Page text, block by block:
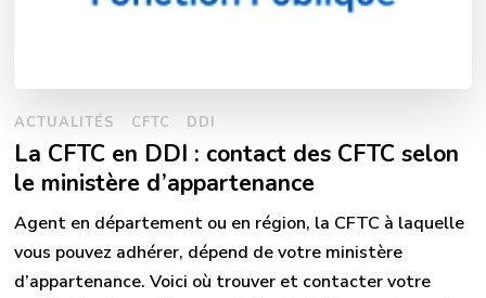
ACTUALITÉS CFTC DDI
La CFTC en DDI : contact des CFTC selon
le ministère d’appartenance
Agent en département ou en région, la CFTC à laquelle
vous pouvez adhérer, dépend de votre ministère
d’appartenance. Voici où trouver et contacter votre